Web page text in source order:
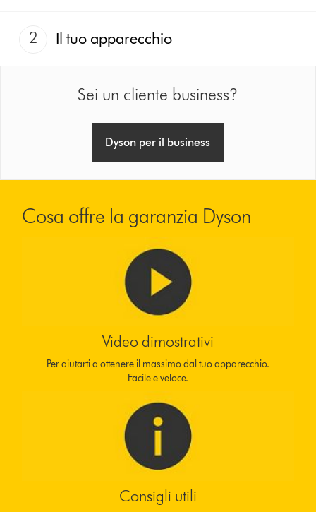
2 Il tuo apparecchio
Sei un cliente business?
Dyson per il business
Cosa offre la garanzia Dyson
Video dimostrativi
Per aiutarti a ottenere il massimo dal tuo apparecchio.
Facile e veloce.
Consigli utili